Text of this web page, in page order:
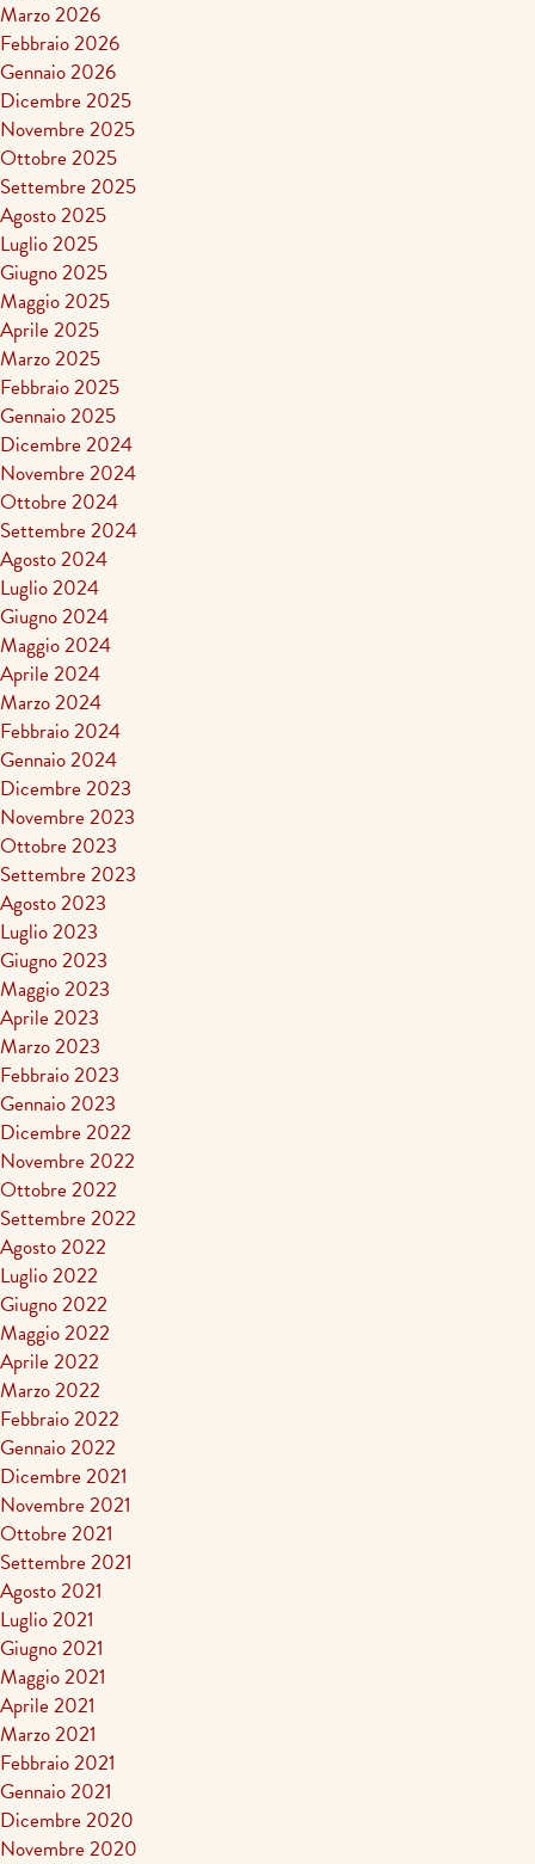
Marzo 2026
Febbraio 2026
Gennaio 2026
Dicembre 2025
Novembre 2025
Ottobre 2025
Settembre 2025
Agosto 2025
Luglio 2025
Giugno 2025
Maggio 2025
Aprile 2025
Marzo 2025
Febbraio 2025
Gennaio 2025
Dicembre 2024
Novembre 2024
Ottobre 2024
Settembre 2024
Agosto 2024
Luglio 2024
Giugno 2024
Maggio 2024
Aprile 2024
Marzo 2024
Febbraio 2024
Gennaio 2024
Dicembre 2023
Novembre 2023
Ottobre 2023
Settembre 2023
Agosto 2023
Luglio 2023
Giugno 2023
Maggio 2023
Aprile 2023
Marzo 2023
Febbraio 2023
Gennaio 2023
Dicembre 2022
Novembre 2022
Ottobre 2022
Settembre 2022
Agosto 2022
Luglio 2022
Giugno 2022
Maggio 2022
Aprile 2022
Marzo 2022
Febbraio 2022
Gennaio 2022
Dicembre 2021
Novembre 2021
Ottobre 2021
Settembre 2021
Agosto 2021
Luglio 2021
Giugno 2021
Maggio 2021
Aprile 2021
Marzo 2021
Febbraio 2021
Gennaio 2021
Dicembre 2020
Novembre 2020